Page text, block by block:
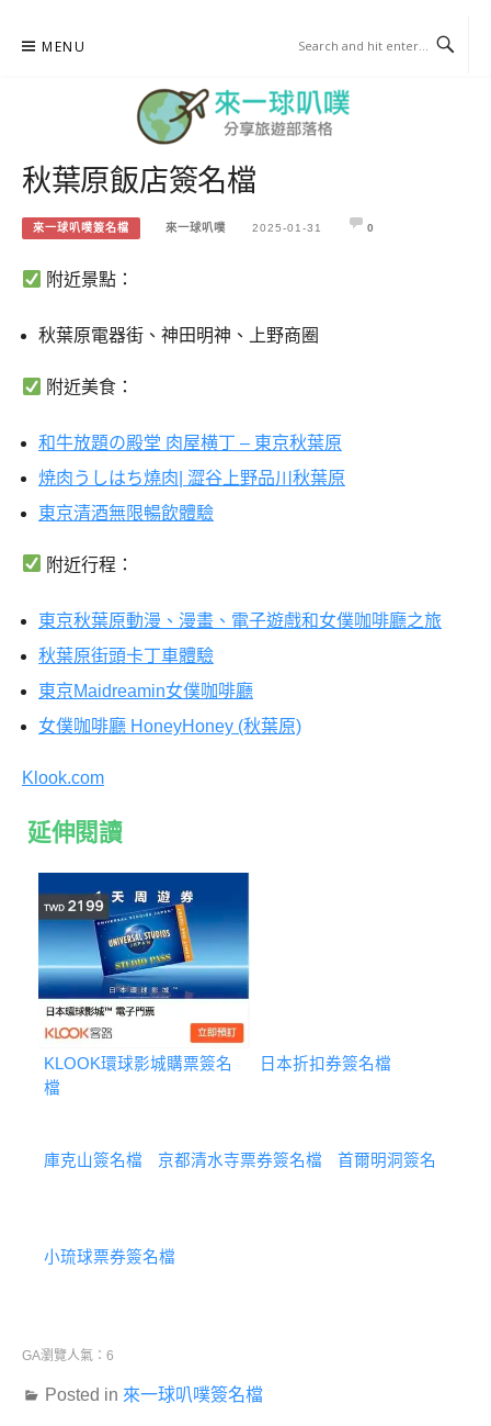
MENU
來一球叭噗
秋葉原飯店簽名檔
來一球叭噗簽名檔 來一球叭噗 2025-01-31 0
附近景點：
秋葉原電器街、神田明神、上野商圈
附近美食：
和牛放題の殿堂 肉屋横丁 – 東京秋葉原
焼肉うしはち燒肉| 澀谷上野品川秋葉原
東京清酒無限暢飲體驗
附近行程：
東京秋葉原動漫、漫畫、電子遊戲和女僕咖啡廳之旅
秋葉原街頭卡丁車體驗
東京Maidreamin女僕咖啡廳
女僕咖啡廳 HoneyHoney (秋葉原)
Klook.com
延伸閱讀
KLOOK環球影城購票簽名
檔
日本折扣券簽名檔
庫克山簽名檔 京都清水寺票券簽名檔 首爾明洞簽名
小琉球票券簽名檔
GA瀏覽人氣：6
Posted in 來一球叭噗簽名檔